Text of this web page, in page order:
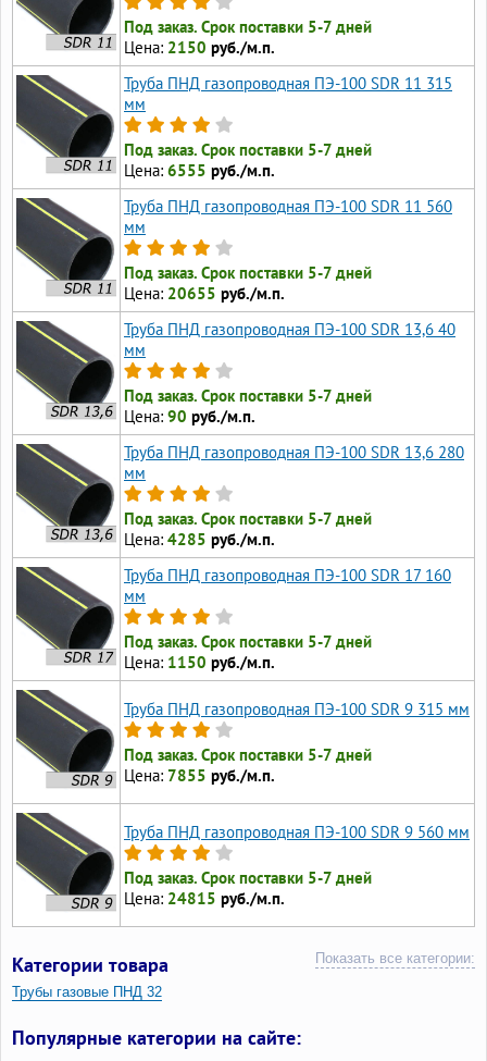
Под заказ. Срок поставки 5-7 дней
Цена: 2150 руб./м.п.
Труба ПНД газопроводная ПЭ-100 SDR 11 315
мм
Под заказ. Срок поставки 5-7 дней
Цена: 6555 руб./м.п.
Труба ПНД газопроводная ПЭ-100 SDR 11 560
мм
Под заказ. Срок поставки 5-7 дней
Цена: 20655 руб./м.п.
Труба ПНД газопроводная ПЭ-100 SDR 13,6 40
мм
Под заказ. Срок поставки 5-7 дней
Цена: 90 руб./м.п.
Труба ПНД газопроводная ПЭ-100 SDR 13,6 280
мм
Под заказ. Срок поставки 5-7 дней
Цена: 4285 руб./м.п.
Труба ПНД газопроводная ПЭ-100 SDR 17 160
мм
Под заказ. Срок поставки 5-7 дней
Цена: 1150 руб./м.п.
Труба ПНД газопроводная ПЭ-100 SDR 9 315 мм
Под заказ. Срок поставки 5-7 дней
Цена: 7855 руб./м.п.
Труба ПНД газопроводная ПЭ-100 SDR 9 560 мм
Под заказ. Срок поставки 5-7 дней
Цена: 24815 руб./м.п.
Категории товара Показать все категории:
Трубы газовые ПНД 32
Популярные категории на сайте: